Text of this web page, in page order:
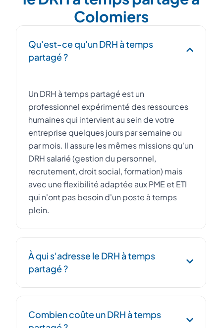
Colomiers
Qu'est-ce qu'un DRH à temps
partagé ?
Un DRH à temps partagé est un
professionnel expérimenté des ressources
humaines qui intervient au sein de votre
entreprise quelques jours par semaine ou
par mois. Il assure les mêmes missions qu'un
DRH salarié (gestion du personnel,
recrutement, droit social, formation) mais
avec une flexibilité adaptée aux PME et ETI
qui n'ont pas besoin d'un poste à temps
plein.
À qui s'adresse le DRH à temps
partagé ?
startups et ETI de 10 à 500 salariés qui
Combien coûte un DRH à temps